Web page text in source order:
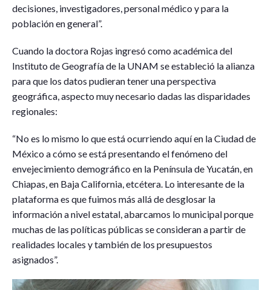
decisiones, investigadores, personal médico y para la
población en general”.
Cuando la doctora Rojas ingresó como académica del
Instituto de Geografía de la UNAM se estableció la alianza
para que los datos pudieran tener una perspectiva
geográfica, aspecto muy necesario dadas las disparidades
regionales:
“No es lo mismo lo que está ocurriendo aquí en la Ciudad de
México a cómo se está presentando el fenómeno del
envejecimiento demográfico en la Península de Yucatán, en
Chiapas, en Baja California, etcétera. Lo interesante de la
plataforma es que fuimos más allá de desglosar la
información a nivel estatal, abarcamos lo municipal porque
muchas de las políticas públicas se consideran a partir de
realidades locales y también de los presupuestos
asignados”.